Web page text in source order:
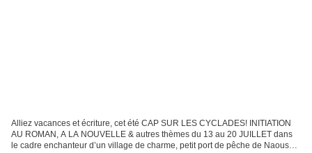
Alliez vacances et écriture, cet été CAP SUR LES CYCLADES! INITIATION
AU ROMAN, A LA NOUVELLE & autres thèmes du 13 au 20 JUILLET dans
le cadre enchanteur d’un village de charme, petit port de pêche de Naoussa